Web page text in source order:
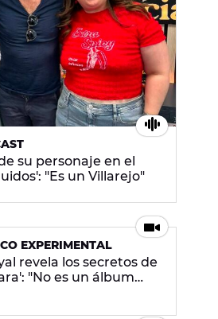
su personaje en el
"Es un Villarejo"
EXPERIMENTAL
revela los secretos de
"No es un álbum